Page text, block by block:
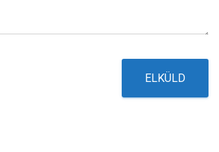
ELKÜLD